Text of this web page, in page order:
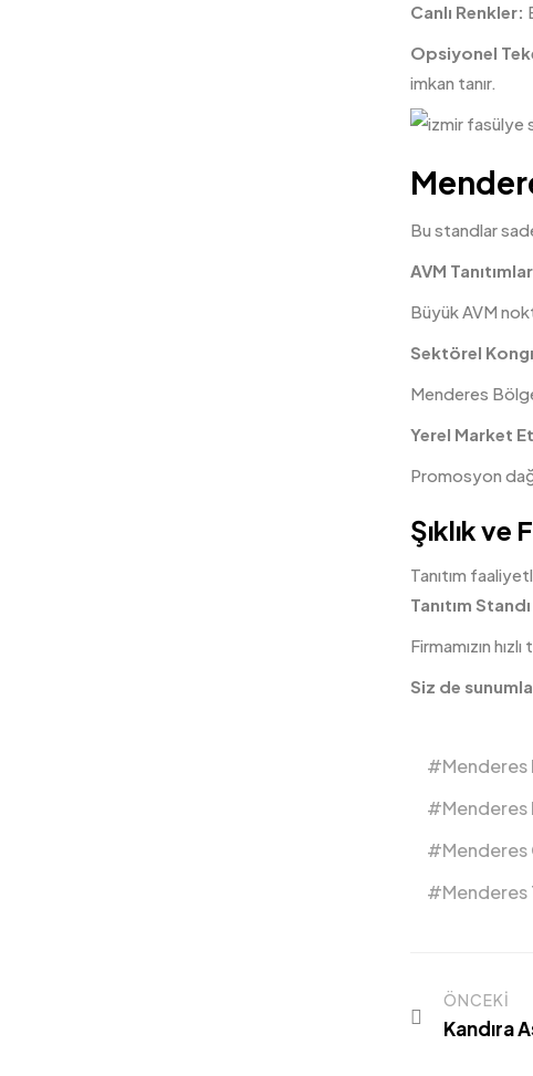
Canlı Renkler:
Opsiyonel
imkan tanır.
Bu standlar
AVM
Büyük AVM
Sektörel
Menderes
Yerel Market
Promosyon
Şıklık
Tanıtım
Tanıtım Standı
Firmamızın
Siz de
Menderes
Menderes
Menderes
Menderes
ÖNCEKI
Kandıra